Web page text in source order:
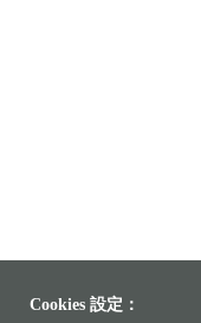
Cookies 設定：